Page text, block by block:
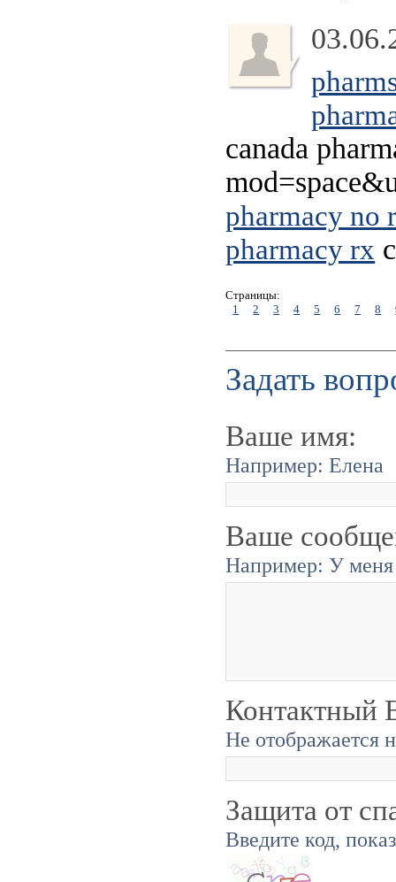
canada
pharmacy no
pharmacy rx
Страницы:
1
2 3 4 5 6 7 8
Задать
Ваше имя:
Например: Елена
Ваше
Например: У меня
Контактный
Не отображается
Защита от
Введите код,